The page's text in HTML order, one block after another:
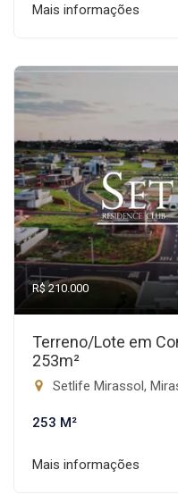
Mais informações
R$ 210.000
Terreno/Lote em
253m²
Setlife Mirassol,
253 M²
Mais informações